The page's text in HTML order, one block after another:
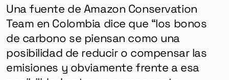
Una fuente de Amazon Conservation
Team en Colombia dice que “los bonos
de carbono se piensan como una
posibilidad de reducir o compensar las
emisiones y obviamente frente a esa